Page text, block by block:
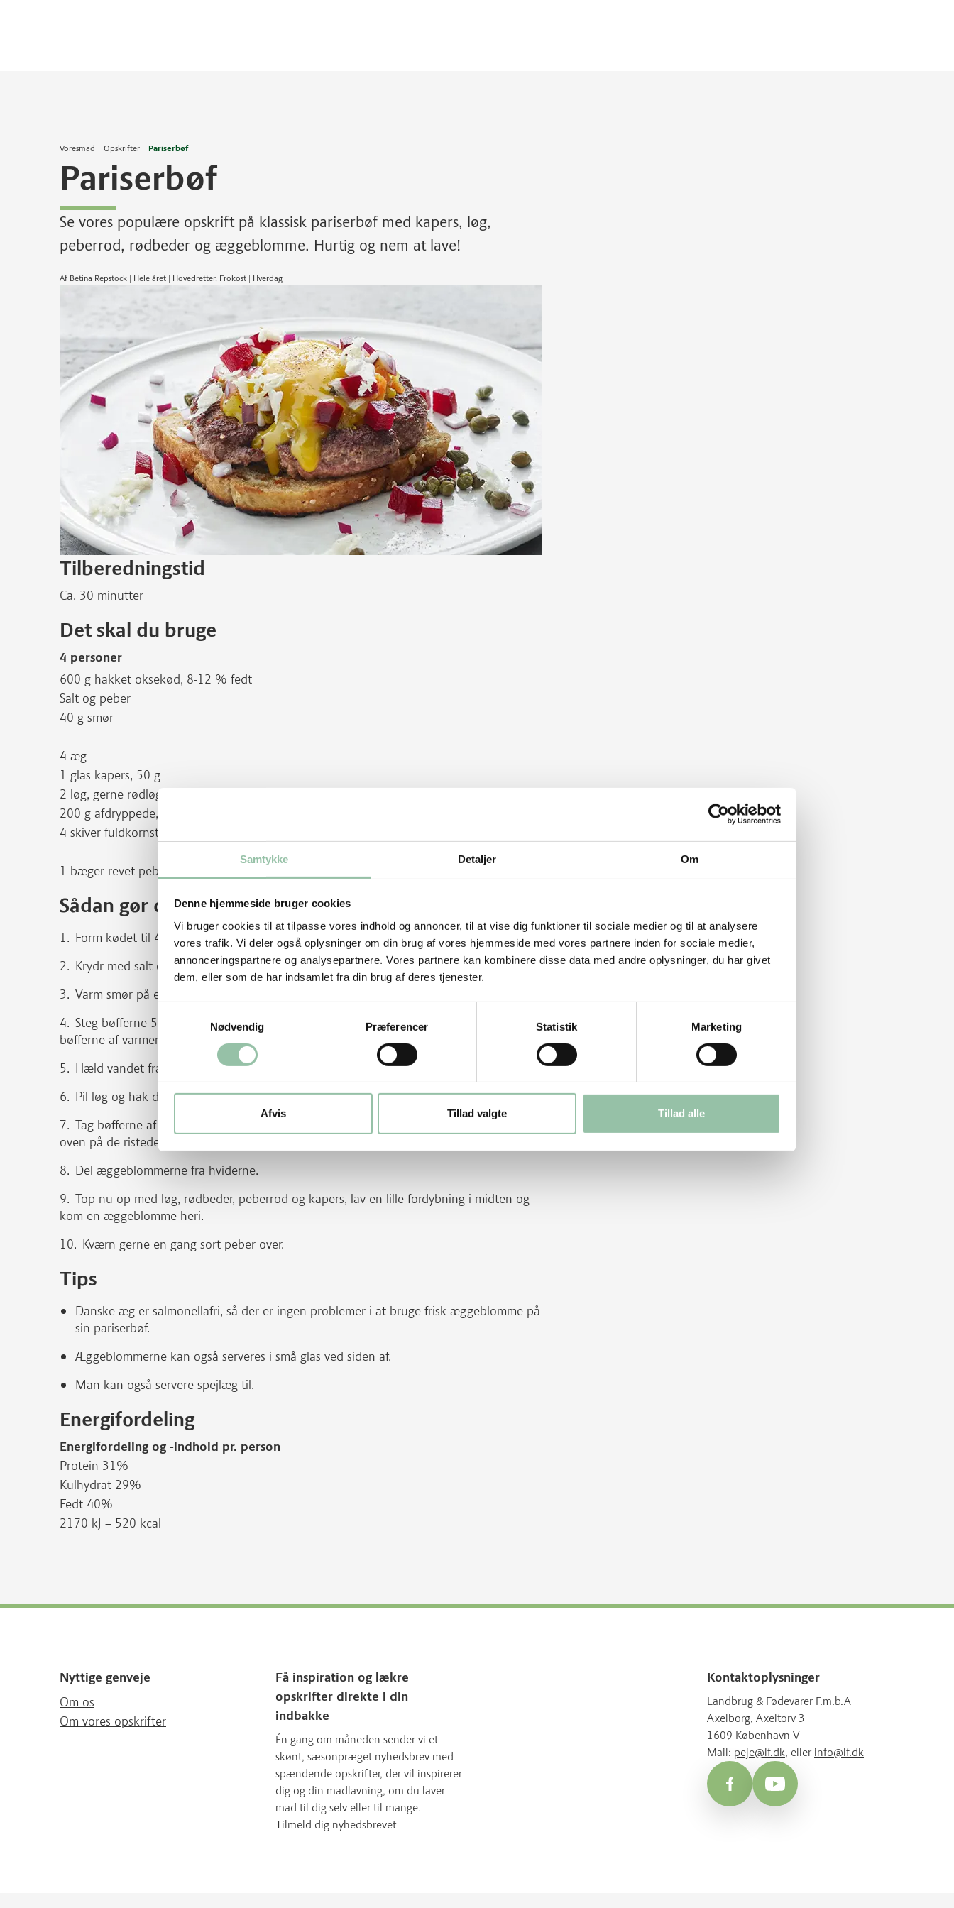
Samtykke Detaljer Om
Denne hjemmeside bruger cookies
Vi bruger cookies til at tilpasse vores indhold og annoncer, til at vise dig funktioner til sociale medier og til at analysere
vores trafik. Vi deler også oplysninger om din brug af vores hjemmeside med vores partnere inden for sociale medier,
annonceringspartnere og analysepartnere. Vores partnere kan kombinere disse data med andre oplysninger, du har givet
dem, eller som de har indsamlet fra din brug af deres tjenester.
Nødvendig
Præferencer Statistik Marketing
Afvis Tillad valgte Tillad alle
Voresmad Opskrifter Pariserbøf
Pariserbøf
Se vores populære opskrift på klassisk pariserbøf med kapers, løg,
peberrod, rødbeder og æggeblomme. Hurtig og nem at lave!
Af Betina Repstock | Hele året | Hovedretter, Frokost | Hverdag
Tilberedningstid
Ca. 30 minutter
Det skal du bruge
4 personer
600 g hakket oksekød, 8-12 % fedt
Salt og peber
40 g smør
4 æg
1 glas kapers, 50 g
2 løg, gerne rødløg, 250 g
200 g afdryppede, syltede rødbeder
4 skiver fuldkornstoast, 140 g
1 bæger revet peberrod, 45 g eller 4 spsk frisk revet
Sådan gør du
Form kødet til 4 lige store bøffer, 1½ cm tykke, lidt større end toastbrødene.
Krydr med salt og peber.
Varm smør på en pande ved god varme, lad det bruse af og blive gyldent.
Steg bøfferne 5-6 minutter på hver side. De må gerne være svagt rosa indeni. Tag
bøfferne af varmen, når de er færdige.
Hæld vandet fra kapers.
Pil løg og hak dem og rødbeder fint.
Tag bøfferne af varmen og rist brødskiverne i fedtstoffet på panden. Kom bøfferne
oven på de ristede brødskiver.
Del æggeblommerne fra hviderne.
Top nu op med løg, rødbeder, peberrod og kapers, lav en lille fordybning i midten og
kom en æggeblomme heri.
Kværn gerne en gang sort peber over.
Tips
Danske æg er salmonellafri, så der er ingen problemer i at bruge frisk æggeblomme på
sin pariserbøf.
Æggeblommerne kan også serveres i små glas ved siden af.
Man kan også servere spejlæg til.
Energifordeling
Energifordeling og -indhold pr. person
Protein 31%
Kulhydrat 29%
Fedt 40%
2170 kJ – 520 kcal
Nyttige genveje
Om os
Om vores opskrifter
Få inspiration og lækre
opskrifter direkte i din
indbakke
Én gang om måneden sender vi et
skønt, sæsonpræget nyhedsbrev med
spændende opskrifter, der vil inspirerer
dig og din madlavning, om du laver
mad til dig selv eller til mange.
Tilmeld dig nyhedsbrevet
Kontaktoplysninger
Landbrug & Fødevarer F.m.b.A
Axelborg, Axeltorv 3
1609 København V
Mail: peje@lf.dk, eller info@lf.dk
FacebookYouTube